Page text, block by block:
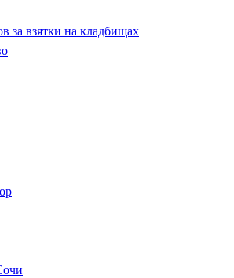
за взятки на кладбищах